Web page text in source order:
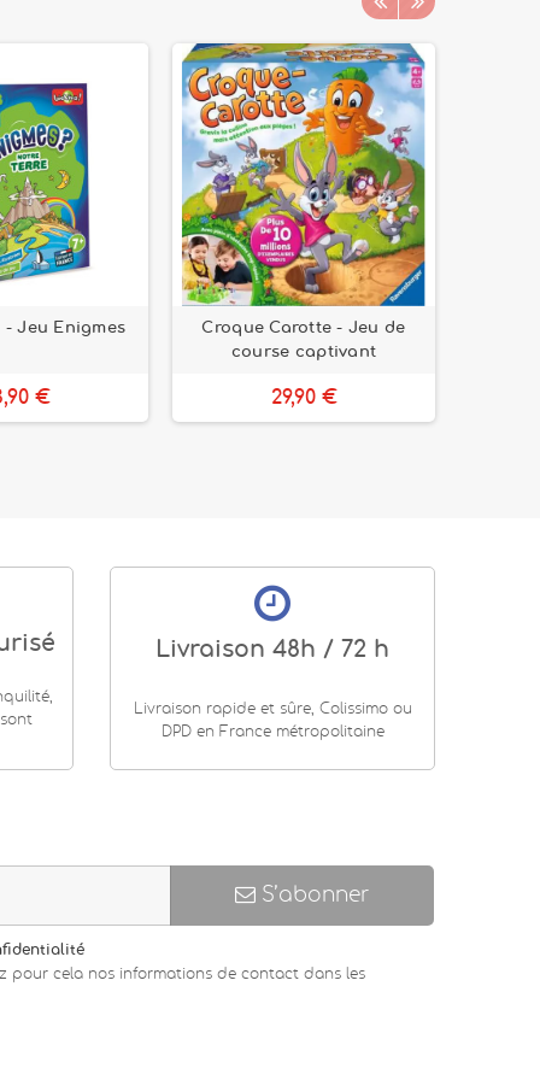
Jeu Enigmes
€
Croque Carotte - Jeu de
course captivant
29,90 €
Livraison 48h / 72 h
Livraison rapide et sûre, Colissimo ou
DPD en France métropolitaine
S’abonner
pour cela nos informations de contact dans les